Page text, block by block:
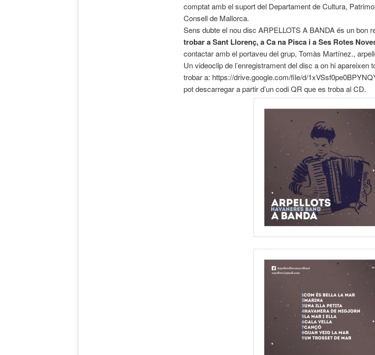
comptat amb el suport del Departament de Cultura,
Consell de Mallorca.
Sens dubte el nou disc ARPELLOTS A BANDA és un bon
trobar a Sant Llorenç, a Ca na Pisca i a Ses Rotes
contactar amb el portaveu del grup, Tomàs Martínez.,
Un videoclip de l’enregistrament del disc a on hi apareixen
trobar a: https://drive.google.com/file/d/
pot descarregar a partir d’un codi QR que es troba al CD.